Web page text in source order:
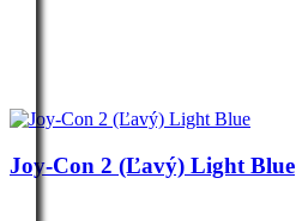
Joy-Con 2 (Ľavý) Light Blue